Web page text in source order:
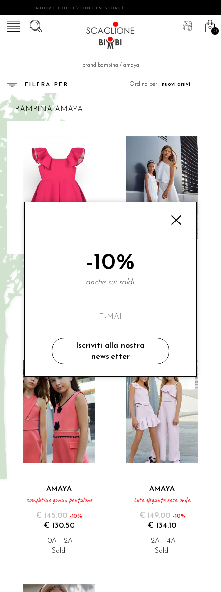
NUOVE COLLEZIONI IN STORE!
0
brand bambina / amaya
FILTRA PER Ordina per
BAMBINAAMAYA
AMAYA
completino gonna pantalone
€ 145.00 -10%
€ 130.50
10A
12A
Saldi
AMAYA
tuta elegante rosa onda
€ 149.00 -10%
€ 134.10
12A
14A
Saldi
-10%
anche sui saldi.
Iscriviti alla nostra
newsletter